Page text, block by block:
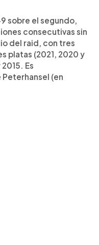
sobre el segundo,
consecutivas sin
del raid, con tres
platas (2021, 2020 y
Es
(en